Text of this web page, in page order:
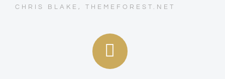
CHRIS BLAKE, THEMEFOREST.NET